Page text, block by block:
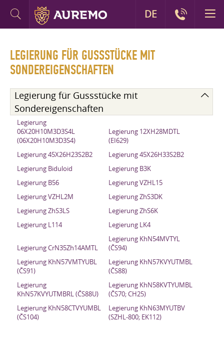
LEGIERUNG FÜR GUSSSTÜCKE MIT
SONDEREIGENSCHAFTEN
Legierung für Gussstücke mit
Sondereigenschaften
Legierung
06X20H10M3D3S4L
(06X20H10M3D3S4)
Legierung 12XH28MDTL
(EI629)
Legierung 45X26H23S2B2
Legierung 45X26H33S2B2
Legierung Biduloid
Legierung B3K
Legierung B56
Legierung VZHL15
Legierung VZHL2M
Legierung ZhS3DK
Legierung ZhS3LS
Legierung ZhS6K
Legierung L114
Legierung LK4
Legierung CrN35Zh14AMTL
Legierung KhN54MVTYL
(ČS94)
Legierung KhN57VMTYUBL
(ČS91)
Legierung KhN57KVYUTMBL
(ČS88)
Legierung
KhN57KVYUTMBRL (ČS88U)
Legierung KhN58KVTYUMBL
(ČS70; CH25)
Legierung KhN58CTVYUMBL
(ČS104)
Legierung KhN63MYUTBV
(SZHL-800; EK112)
DE